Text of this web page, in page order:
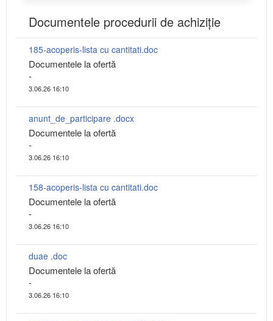
Documentele procedurii de achiziție
185-acoperis-lista cu cantitati.doc
Documentele la ofertă
-
3.06.26 16:10
anunt_de_participare .docx
Documentele la ofertă
-
3.06.26 16:10
158-acoperis-lista cu cantitati.doc
Documentele la ofertă
-
3.06.26 16:10
duae .doc
Documentele la ofertă
-
3.06.26 16:10